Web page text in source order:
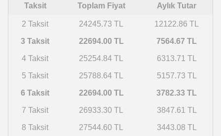
Taksit Toplam Fiyat Aylık Tutar
2 Taksit 24245.73 TL 12122.86 TL
3 Taksit 22694.00 TL 7564.67 TL
4 Taksit 25254.84 TL 6313.71 TL
5 Taksit 25788.64 TL 5157.73 TL
6 Taksit 22694.00 TL 3782.33 TL
7 Taksit 26933.30 TL 3847.61 TL
8 Taksit 27544.60 TL 3443.08 TL